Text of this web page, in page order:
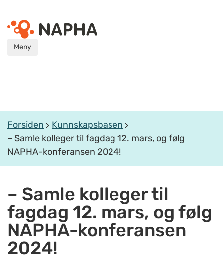
Meny
Forsiden
Kunnskapsbasen
– Samle kolleger til fagdag 12. mars, og følg
NAPHA-konferansen 2024!
– Samle kolleger til
fagdag 12. mars, og følg
NAPHA-konferansen
2024!